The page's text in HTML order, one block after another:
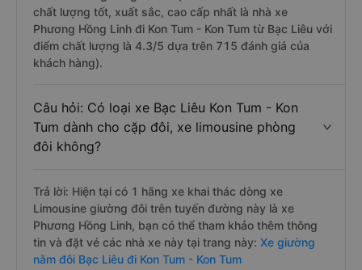
chất lượng tốt, xuất sắc, cao cấp nhất là nhà xe
Phương Hồng Linh đi Kon Tum - Kon Tum từ Bạc Liêu với
điểm chất lượng là 4.3/5 dựa trên 715 đánh giá của
khách hàng).
Câu hỏi: Có loại xe Bạc Liêu Kon Tum - Kon
Tum dành cho cặp đôi, xe limousine phòng
đôi không?
Trả lời: Hiện tại có 1 hãng xe khai thác dòng xe
Limousine giường đôi trên tuyến đường này là xe
Phương Hồng Linh, bạn có thể tham khảo thêm thông
tin và đặt vé các nhà xe này tại trang này: Xe giường
nằm đôi Bạc Liêu đi Kon Tum - Kon Tum